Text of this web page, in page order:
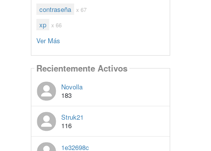
contraseña x 67
xp x 66
Ver Más
Recientemente Activos
Novolla
183
Struk21
116
1e32698c